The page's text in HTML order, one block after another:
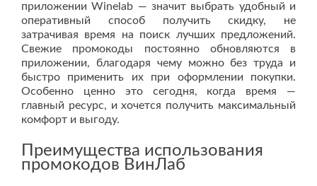
приложении Winelab — значит выбрать удобный и
оперативный способ получить скидку, не
затрачивая время на поиск лучших предложений.
Свежие промокоды постоянно обновляются в
приложении, благодаря чему можно без труда и
быстро применить их при оформлении покупки.
Особенно ценно это сегодня, когда время —
главный ресурс, и хочется получить максимальный
комфорт и выгоду.
Преимущества использования
промокодов ВинЛаб